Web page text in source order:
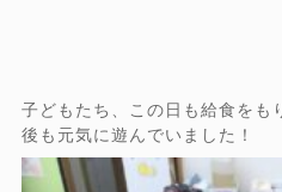
子どもたち、この日も給食をも
後も元気に遊んでいました！